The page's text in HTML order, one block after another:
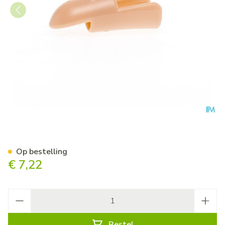
€ 7,22
Op bestelling